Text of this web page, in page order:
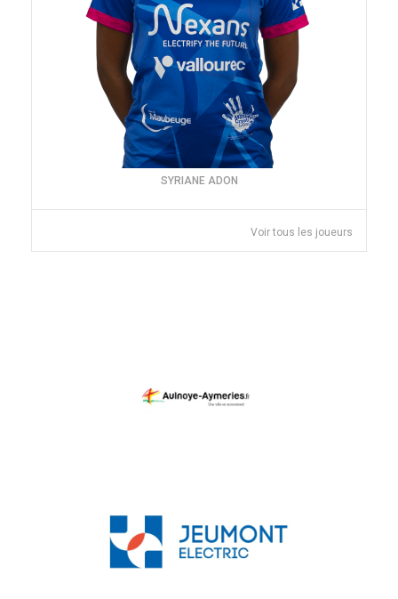
SYRIANE ADON
Voir tous les joueurs